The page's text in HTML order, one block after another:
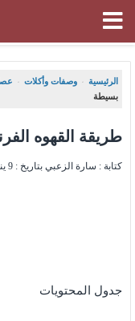
الرئيسية ، وصفات وأكلات ،
بسيطة
طريقة القهوه
كتابة : سارة الزعبي بتاريخ : 9 يناير 2024 , 19:19
جدول المحتويات